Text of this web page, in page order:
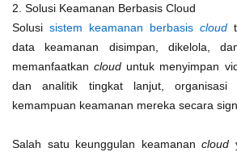
2. Solusi Keamanan Berbasis Cloud
Solusi sistem keamanan berbasis cloud
data keamanan disimpan, dikelola,
memanfaatkancloud untuk menyimpan
dan analitik tingkat lanjut, organisasi
kemampuan keamanan mereka secara
Salah satu keunggulan keamanancloud